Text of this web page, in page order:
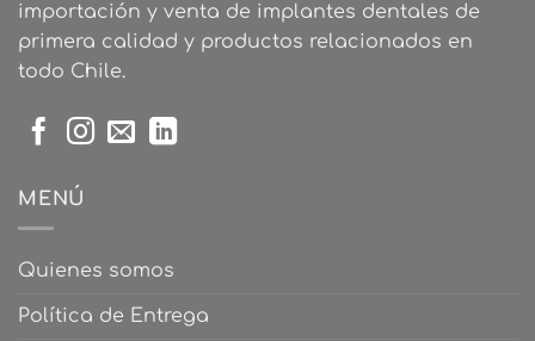
pueden
elegir
de
elegir
en
importación y venta de implantes dentales de
primera calidad y productos relacionados en
todo Chile.
MENÚ
Quienes somos
Política de Entrega